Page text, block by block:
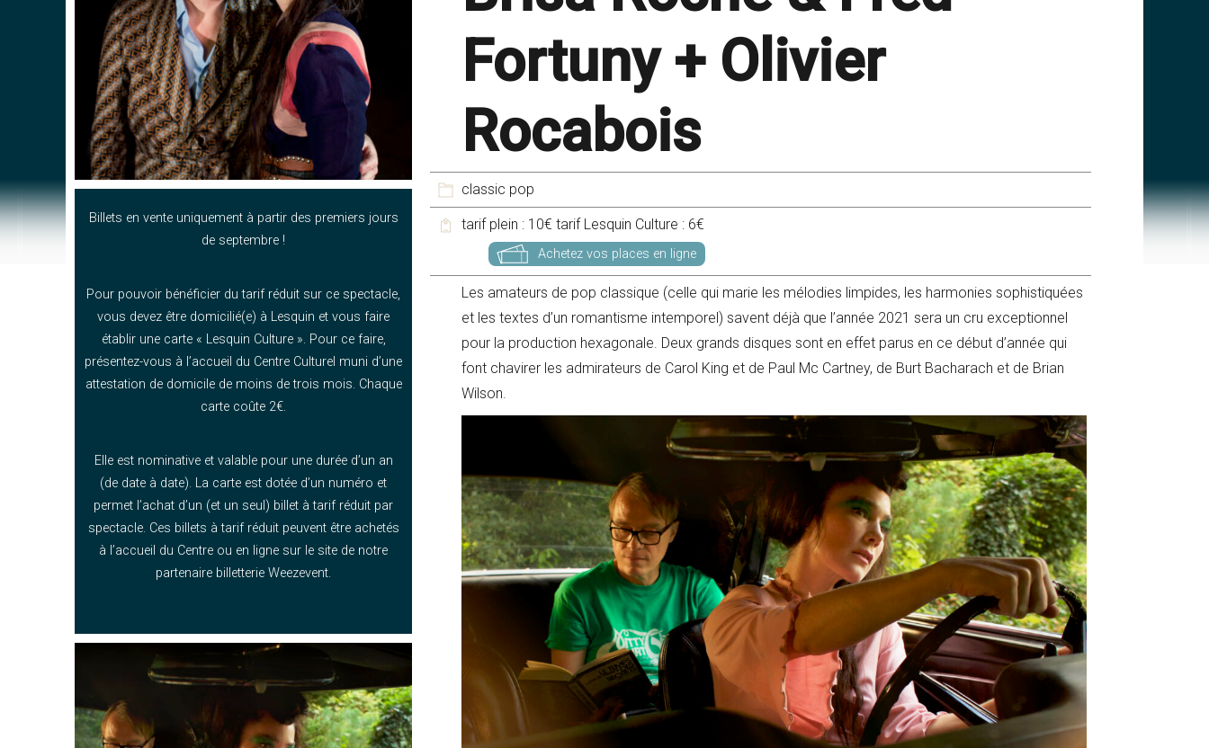
Billets en vente uniquement à partir des premiers jours
de septembre !
Pour pouvoir bénéficier du tarif réduit sur ce spectacle,
vous devez être domicilié(e) à Lesquin et vous faire
établir une carte « Lesquin Culture ». Pour ce faire,
présentez-vous à l’accueil du Centre Culturel muni d’une
attestation de domicile de moins de trois mois. Chaque
carte coûte 2€.
Elle est nominative et valable pour une durée d’un an
(de date à date). La carte est dotée d’un numéro et
permet l’achat d’un (et un seul) billet à tarif réduit par
spectacle. Ces billets à tarif réduit peuvent être achetés
à l’accueil du Centre ou en ligne sur le site de notre
partenaire billetterie Weezevent.
Fortuny + Olivier
Rocabois
classic pop
tarif plein : 10€ tarif Lesquin Culture : 6€
Achetez vos places en ligne
Les amateurs de pop classique (celle qui marie les mélodies limpides, les harmonies sophistiquées
et les textes d’un romantisme intemporel) savent déjà que l’année 2021 sera un cru exceptionnel
pour la production hexagonale. Deux grands disques sont en effet parus en ce début d’année qui
font chavirer les admirateurs de Carol King et de Paul Mc Cartney, de Burt Bacharach et de Brian
Wilson.